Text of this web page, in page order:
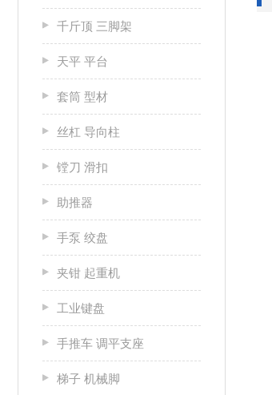
千斤顶 三脚架
天平 平台
套筒 型材
丝杠 导向柱
镗刀 滑扣
助推器
手泵 绞盘
夹钳 起重机
工业键盘
手推车 调平支座
梯子 机械脚